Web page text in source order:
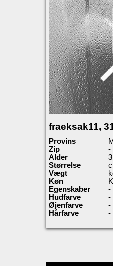
fraeksak11,
Provins
Zip
-
Alder
Størrelse
Vægt
Køn
Egenskaber
-
Hudfarve
-
Øjenfarve
-
Hårfarve
-